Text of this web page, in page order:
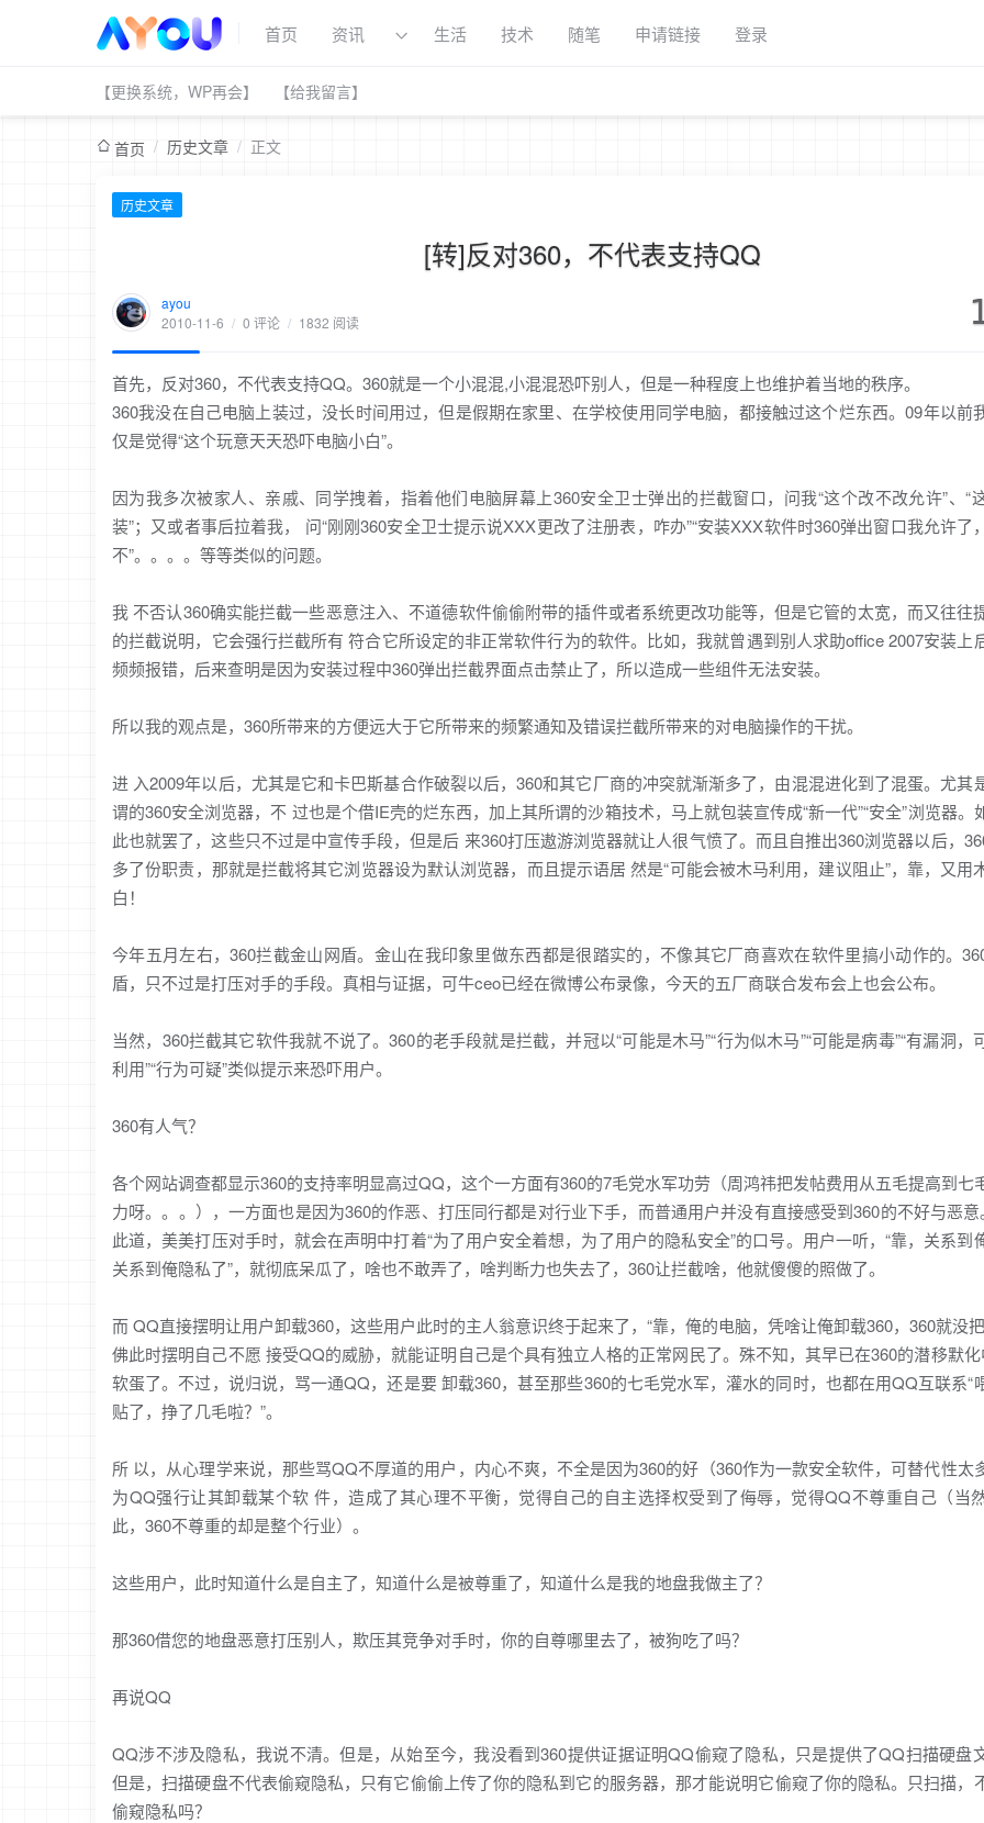
首页 资讯 生活 技术 随笔 申请链接 登录
【更换系统，WP再会】 【给我留言】
首页 / 历史文章 / 正文
历史文章
[转]反对360，不代表支持QQ
ayou
2010-11-6 / 0 评论 / 1832 阅读
首先，反对360，不代表支持QQ。360就是一个小混混,小混混恐吓别人，但是一种程度上也维护着当地的秩序。
360我没在自己电脑上装过，没长时间用过，但是假期在家里、在学校使用同学电脑，都接触过这个烂东西。09年以前
仅是觉得“这个玩意天天恐吓电脑小白”。
因为我多次被家人、亲戚、同学拽着，指着他们电脑屏幕上360安全卫士弹出的拦截窗口，问我“这个改不改允许”、“
装”；又或者事后拉着我， 问“刚刚360安全卫士提示说XXX更改了注册表，咋办”“安装XXX软件时360弹出窗口我允许了
不”。。。。等等类似的问题。
我 不否认360确实能拦截一些恶意注入、不道德软件偷偷附带的插件或者系统更改功能等，但是它管的太宽，而又往往
的拦截说明，它会强行拦截所有 符合它所设定的非正常软件行为的软件。比如，我就曾遇到别人求助office 2007安装上
频频报错，后来查明是因为安装过程中360弹出拦截界面点击禁止了，所以造成一些组件无法安装。
所以我的观点是，360所带来的方便远大于它所带来的频繁通知及错误拦截所带来的对电脑操作的干扰。
进 入2009年以后，尤其是它和卡巴斯基合作破裂以后，360和其它厂商的冲突就渐渐多了，由混混进化到了混蛋。尤其
谓的360安全浏览器，不 过也是个借IE壳的烂东西，加上其所谓的沙箱技术，马上就包装宣传成“新一代”“安全”浏览器。
此也就罢了，这些只不过是中宣传手段，但是后 来360打压遨游浏览器就让人很气愤了。而且自推出360浏览器以后，
多了份职责，那就是拦截将其它浏览器设为默认浏览器，而且提示语居 然是“可能会被木马利用，建议阻止”，靠，又用
白！
今年五月左右，360拦截金山网盾。金山在我印象里做东西都是很踏实的，不像其它厂商喜欢在软件里搞小动作的。
盾，只不过是打压对手的手段。真相与证据，可牛ceo已经在微博公布录像，今天的五厂商联合发布会上也会公布。
当然，360拦截其它软件我就不说了。360的老手段就是拦截，并冠以“可能是木马”“行为似木马”“可能是病毒”“有漏洞，
利用”“行为可疑”类似提示来恐吓用户。
360有人气？
各个网站调查都显示360的支持率明显高过QQ，这个一方面有360的7毛党水军功劳（周鸿祎把发帖费用从五毛提高到七
力呀。。。），一方面也是因为360的作恶、打压同行都是对行业下手，而普通用户并没有直接感受到360的不好与恶
此道，美美打压对手时，就会在声明中打着“为了用户安全着想，为了用户的隐私安全”的口号。用户一听，“靠，关系到
关系到俺隐私了”，就彻底呆瓜了，啥也不敢弄了，啥判断力也失去了，360让拦截啥，他就傻傻的照做了。
而 QQ直接摆明让用户卸载360，这些用户此时的主人翁意识终于起来了，“靠，俺的电脑，凭啥让俺卸载360，360就没
佛此时摆明自己不愿 接受QQ的威胁，就能证明自己是个具有独立人格的正常网民了。殊不知，其早已在360的潜移默
软蛋了。不过，说归说，骂一通QQ，还是要 卸载360，甚至那些360的七毛党水军，灌水的同时，也都在用QQ互联系“
贴了，挣了几毛啦？”。
所 以，从心理学来说，那些骂QQ不厚道的用户，内心不爽，不全是因为360的好（360作为一款安全软件，可替代性太
为QQ强行让其卸载某个软 件，造成了其心理不平衡，觉得自己的自主选择权受到了侮辱，觉得QQ不尊重自己（当
此，360不尊重的却是整个行业）。
这些用户，此时知道什么是自主了，知道什么是被尊重了，知道什么是我的地盘我做主了？
那360借您的地盘恶意打压别人，欺压其竞争对手时，你的自尊哪里去了，被狗吃了吗？
再说QQ
QQ涉不涉及隐私，我说不清。但是，从始至今，我没看到360提供证据证明QQ偷窥了隐私，只是提供了QQ扫描硬盘
但是，扫描硬盘不代表偷窥隐私，只有它偷偷上传了你的隐私到它的服务器，那才能说明它偷窥了你的隐私。只扫描，
偷窥隐私吗？